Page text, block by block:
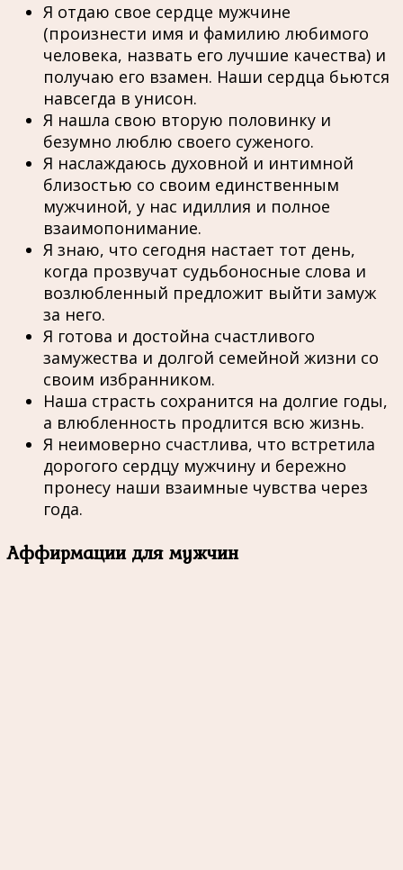
Я отдаю свое сердце мужчине
(произнести имя и фамилию любимого
человека, назвать его лучшие качества) и
получаю его взамен. Наши сердца бьются
навсегда в унисон.
Я нашла свою вторую половинку и
безумно люблю своего суженого.
Я наслаждаюсь духовной и интимной
близостью со своим единственным
мужчиной, у нас идиллия и полное
взаимопонимание.
Я знаю, что сегодня настает тот день,
когда прозвучат судьбоносные слова и
возлюбленный предложит выйти замуж
за него.
Я готова и достойна счастливого
замужества и долгой семейной жизни со
своим избранником.
Наша страсть сохранится на долгие годы,
а влюбленность продлится всю жизнь.
Я неимоверно счастлива, что встретила
дорогого сердцу мужчину и бережно
пронесу наши взаимные чувства через
года.
Аффирмации для мужчин